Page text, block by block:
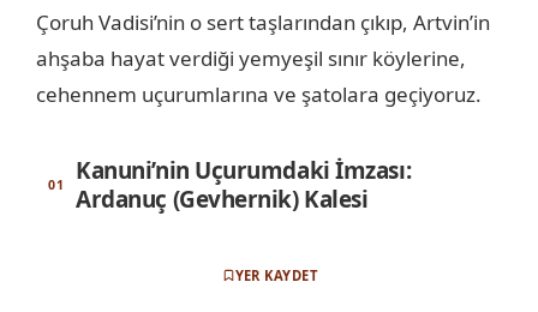
Çoruh Vadisi’nin o sert taşlarından çıkıp, Artvin’in
ahşaba hayat verdiği yemyeşil sınır köylerine,
cehennem uçurumlarına ve şatolara geçiyoruz.
Kanuni’nin Uçurumdaki İmzası:
Ardanuç (Gevhernik) Kalesi
YER KAYDET